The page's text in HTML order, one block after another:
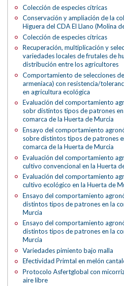
Colección de especies cítricas
Conservación y ampliación de la
Higuera del CDA El Llano (Molina
Colección de especies cítricas
Recuperación, multiplicación y
variedades locales de frutales de
distribución entre los agricultores
Comportamiento de selecciones
armeniaca) con resistencia/
en agricultura ecológica
Evaluación del comportamiento
sobr distintos tipos de patrones
comarca de la Huerta de Murcia
Ensayo del comportamiento
sobre distintos tipos de patrones
comarca de la Huerta de Murcia
Evaluación del comportamiento
cultivo convencional en la Huerta
Evaluación del comportamiento
cultivo ecológico en la Huerta de
Ensayo del comportamiento
distintos tipos de patrones en la
Murcia
Ensayo del comportamiento
distintos tipos de patrones en la
Murcia
Variedades pimiento bajo malla
Efectividad Primtal en melón
Protocolo Asfertglobal con
aire libre